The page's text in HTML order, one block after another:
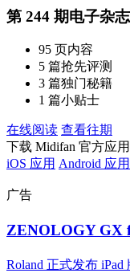
第 244 期电子杂
95 页内容
5 篇抢先评测
3 篇独门秘籍
1 篇小贴士
在线阅读 查看往期
下载 Midifan 官方应用
iOS 应用 Android 应用
广告
ZENOLOGY GX
Roland 正式发布